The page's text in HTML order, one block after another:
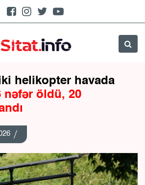
helikopter havada
nəfər öldü, 20